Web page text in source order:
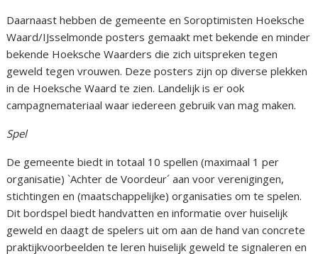
Daarnaast hebben de gemeente en Soroptimisten Hoeksche
Waard/IJsselmonde posters gemaakt met bekende en minder
bekende Hoeksche Waarders die zich uitspreken tegen
geweld tegen vrouwen. Deze posters zijn op diverse plekken
in de Hoeksche Waard te zien. Landelijk is er ook
campagnemateriaal waar iedereen gebruik van mag maken.
Spel
De gemeente biedt in totaal 10 spellen (maximaal 1 per
organisatie) `Achter de Voordeur´ aan voor verenigingen,
stichtingen en (maatschappelijke) organisaties om te spelen.
Dit bordspel biedt handvatten en informatie over huiselijk
geweld en daagt de spelers uit om aan de hand van concrete
praktijkvoorbeelden te leren huiselijk geweld te signaleren en